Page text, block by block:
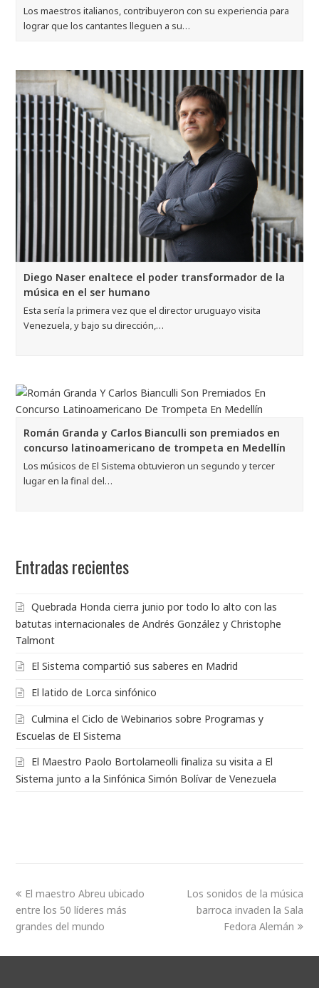
Los maestros italianos, contribuyeron con su experiencia para
lograr que los cantantes lleguen a su…
Diego Naser enaltece el poder transformador de la
música en el ser humano
Esta sería la primera vez que el director uruguayo visita
Venezuela, y bajo su dirección,…
Román Granda y Carlos Bianculli son premiados en
concurso latinoamericano de trompeta en Medellín
Los músicos de El Sistema obtuvieron un segundo y tercer
lugar en la final del…
Entradas recientes
Quebrada Honda cierra junio por todo lo alto con las
batutas internacionales de Andrés González y Christophe
Talmont
El Sistema compartió sus saberes en Madrid
El latido de Lorca sinfónico
Culmina el Ciclo de Webinarios sobre Programas y
Escuelas de El Sistema
El Maestro Paolo Bortolameolli finaliza su visita a El
Sistema junto a la Sinfónica Simón Bolívar de Venezuela
El maestro Abreu ubicado
entre los 50 líderes más
grandes del mundo
Los sonidos de la música
barroca invaden la Sala
Fedora Alemán